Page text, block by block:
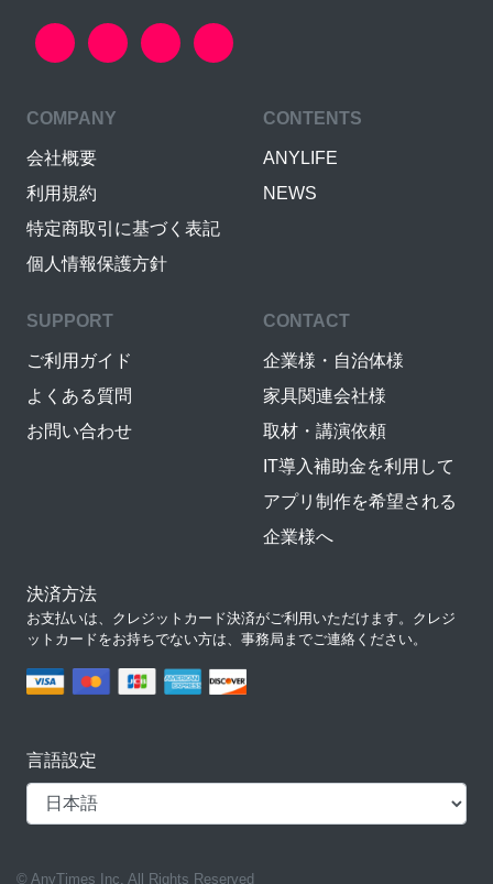
COMPANY
会社概要
利用規約
特定商取引に基づく表記
個人情報保護方針
CONTENTS
ANYLIFE
NEWS
SUPPORT
ご利用ガイド
よくある質問
お問い合わせ
CONTACT
企業様・自治体様
家具関連会社様
取材・講演依頼
IT導入補助金を利用して
アプリ制作を希望される
企業様へ
決済方法
お支払いは、クレジットカード決済がご利用いただけます。クレジ
ットカードをお持ちでない方は、事務局までご連絡ください。
言語設定
© AnyTimes Inc. All Rights Reserved